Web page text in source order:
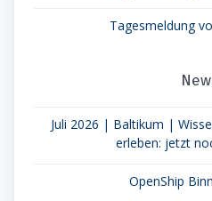
Tagesmeldung
Juli 2026 | Baltikum |
erleben: jetzt
OpenShip